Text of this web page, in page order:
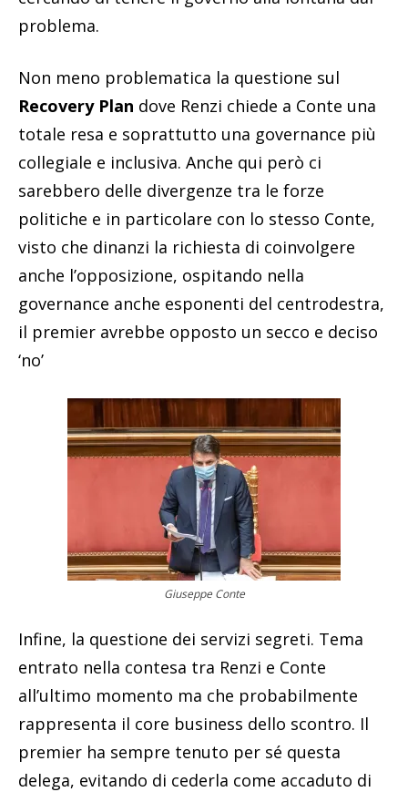
problema.
Non meno problematica la questione sul
Recovery Plan dove Renzi chiede a Conte una
totale resa e soprattutto una governance più
collegiale e inclusiva. Anche qui però ci
sarebbero delle divergenze tra le forze
politiche e in particolare con lo stesso Conte,
visto che dinanzi la richiesta di coinvolgere
anche l’opposizione, ospitando nella
governance anche esponenti del centrodestra,
il premier avrebbe opposto un secco e deciso
‘no’
Giuseppe Conte
Infine, la questione dei servizi segreti. Tema
entrato nella contesa tra Renzi e Conte
all’ultimo momento ma che probabilmente
rappresenta il core business dello scontro. Il
premier ha sempre tenuto per sé questa
delega, evitando di cederla come accaduto di